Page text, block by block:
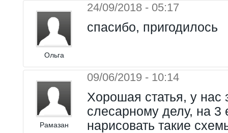
Ольга
24/09/2018 - 05:17
спасибо, пригодилось
Рамазан
09/06/2019 - 10:14
Хорошая статья, у нас
слесарному делу, на 3
нарисовать такие